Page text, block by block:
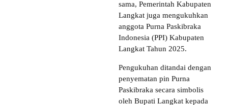
sama, Pemerintah Kabupaten
Langkat juga mengukuhkan
anggota Purna Paskibraka
Indonesia (PPI) Kabupaten
Langkat Tahun 2025.
Pengukuhan ditandai dengan
penyematan pin Purna
Paskibraka secara simbolis
oleh Bupati Langkat kepada